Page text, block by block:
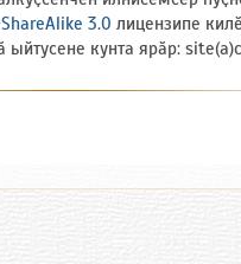
3.0 лицензипе
ыйтусене кунта ярӑр: